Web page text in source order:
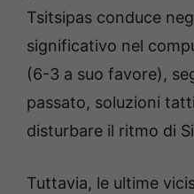
Tsitsipas conduce
significativo nel
(6-3 a suo favore),
passato, soluzioni
disturbare il ritmo di
Tuttavia, le ultime